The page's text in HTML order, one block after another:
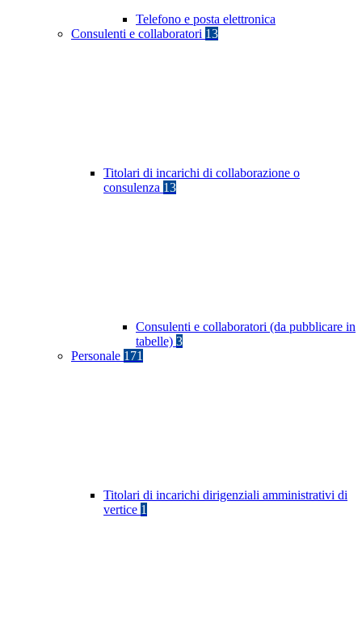
Telefono e posta elettronica
Consulenti e collaboratori 13
Titolari di incarichi di collaborazione o
consulenza 13
Consulenti e collaboratori (da pubblicare in
tabelle) 3
Personale 171
Titolari di incarichi dirigenziali amministrativi di
vertice 1